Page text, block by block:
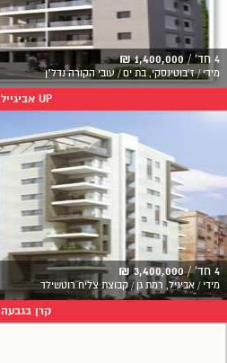
4 חד' / 1,400,000 ₪
מידי / ז'בוטינסקי, בת ים / עובי הקורה נדל"ן
UP אביגייל
4 חד' / 3,400,000 ₪
מידי / אביגיל, רמת גן / קבוצת צליח רוטשילד
קרן בגבעה